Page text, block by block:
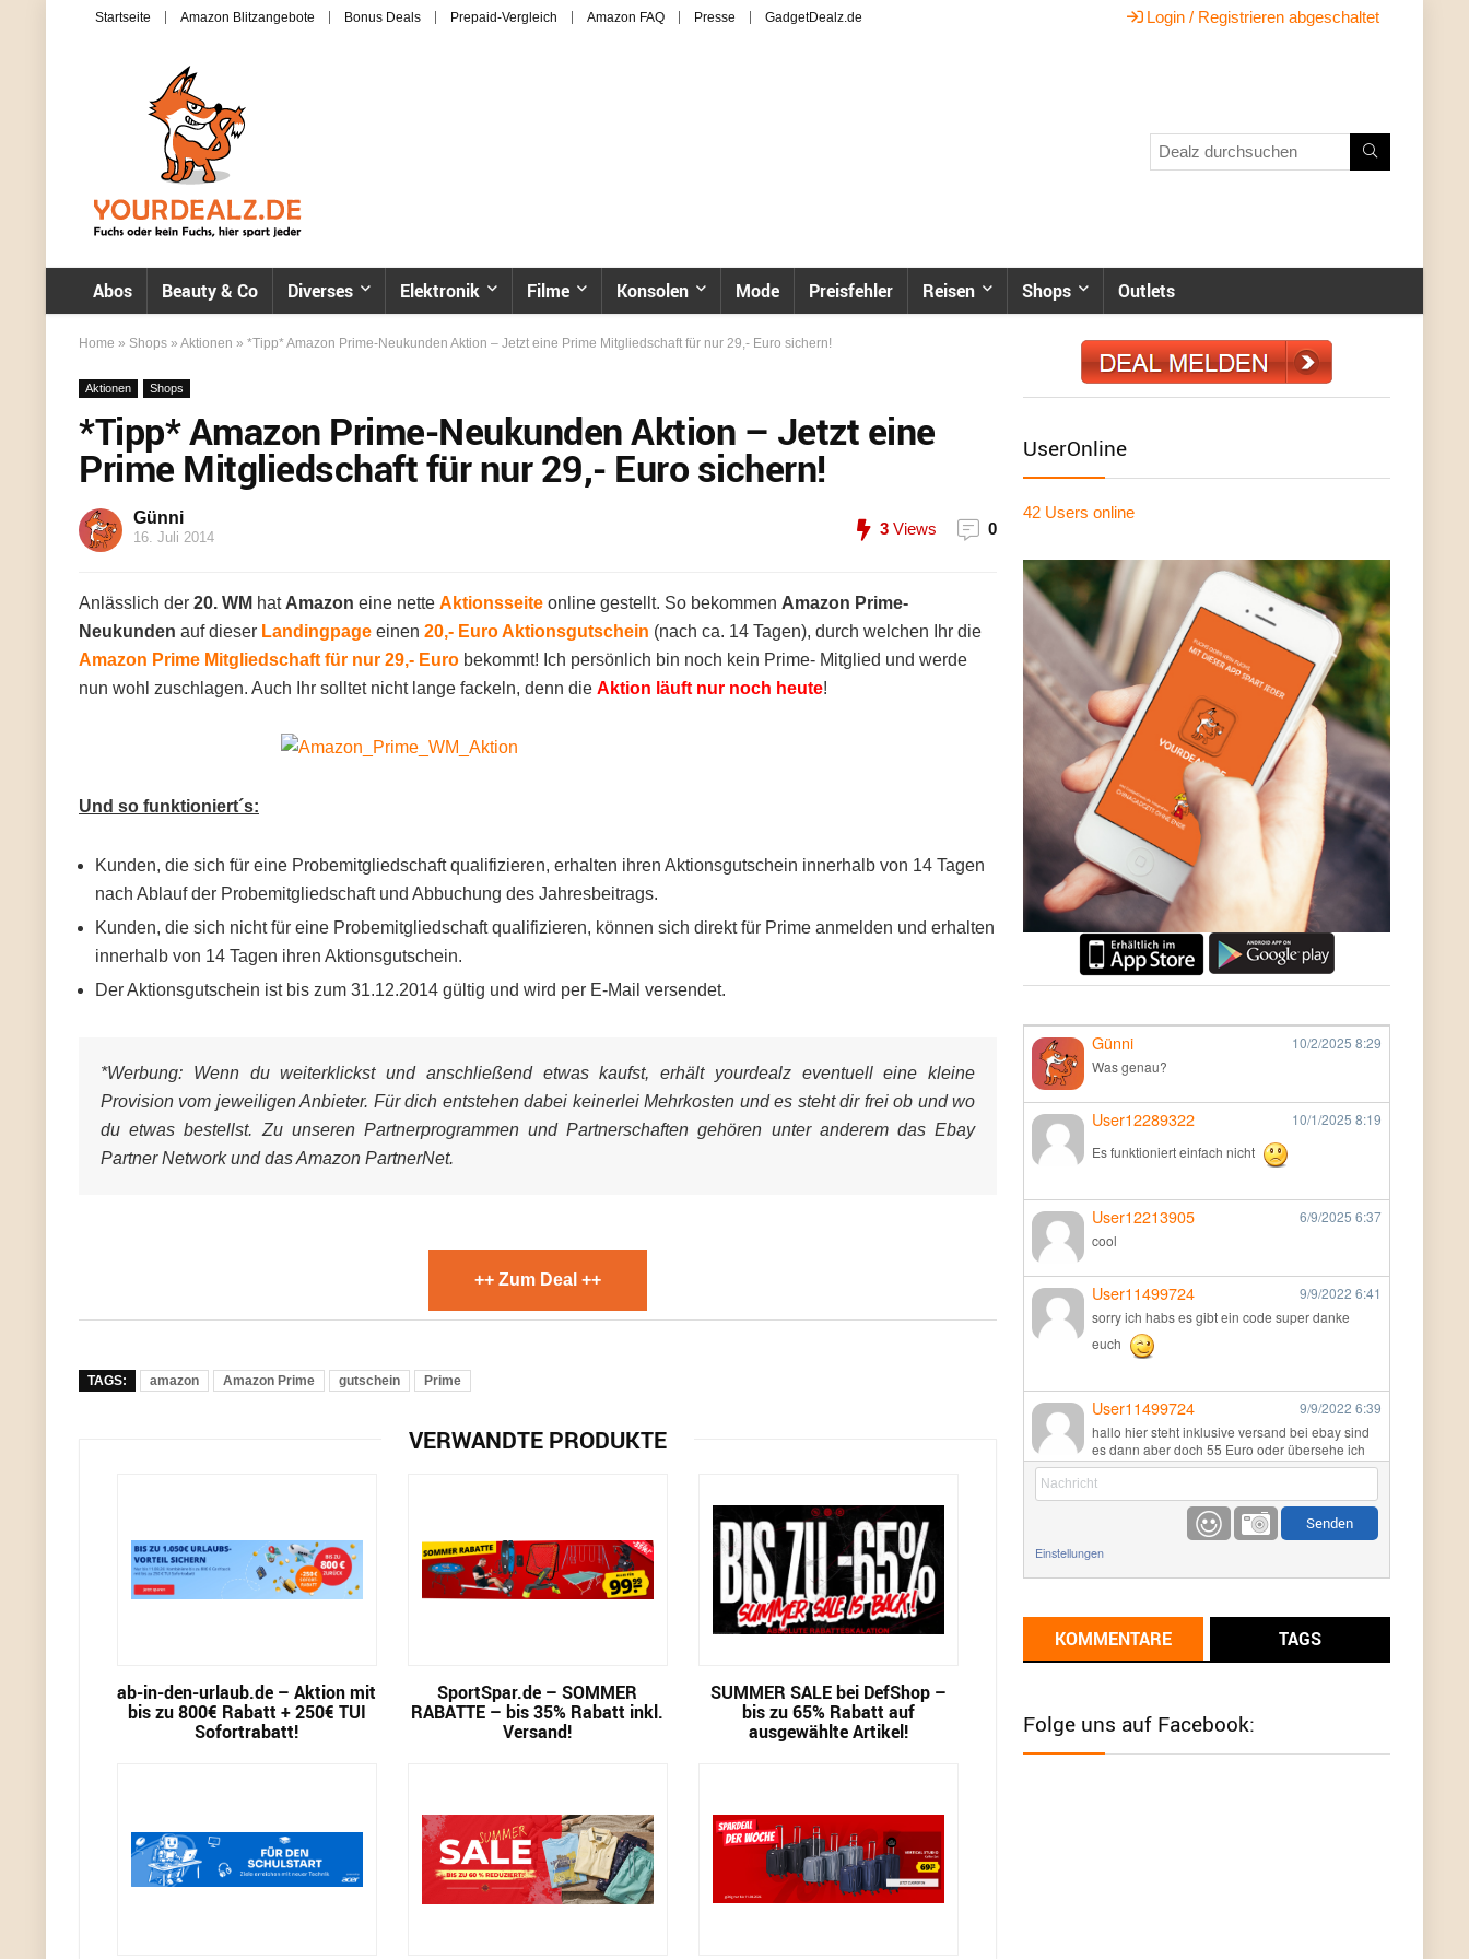
Startseite Amazon Blitzangebote Bonus Deals Prepaid-Vergleich Amazon FAQ Presse GadgetDealz.de Login / Registrieren abgeschaltet
Abos Beauty & Co Diverses Elektronik Filme Konsolen Mode Preisfehler Reisen Shops Outlets
Home » Shops » Aktionen » *Tipp* Amazon Prime-Neukunden Aktion – Jetzt eine Prime Mitgliedschaft für nur 29,- Euro sichern!
Aktionen Shops
*Tipp* Amazon Prime-Neukunden Aktion – Jetzt eine
Prime Mitgliedschaft für nur 29,- Euro sichern!
Günni
16. Juli 2014 3 Views 0
Anlässlich der 20. WM hat Amazon eine nette Aktionsseite online gestellt. So bekommen Amazon Prime-
Neukunden auf dieser Landingpage einen 20,- Euro Aktionsgutschein (nach ca. 14 Tagen), durch welchen Ihr die
Amazon Prime Mitgliedschaft für nur 29,- Euro bekommt! Ich persönlich bin noch kein Prime- Mitglied und werde
nun wohl zuschlagen. Auch Ihr solltet nicht lange fackeln, denn die Aktion läuft nur noch heute!
Und so funktioniert´s:
Kunden, die sich für eine Probemitgliedschaft qualifizieren, erhalten ihren Aktionsgutschein innerhalb von 14 Tagen
nach Ablauf der Probemitgliedschaft und Abbuchung des Jahresbeitrags.
Kunden, die sich nicht für eine Probemitgliedschaft qualifizieren, können sich direkt für Prime anmelden und erhalten
innerhalb von 14 Tagen ihren Aktionsgutschein.
Der Aktionsgutschein ist bis zum 31.12.2014 gültig und wird per E-Mail versendet.
*Werbung: Wenn du weiterklickst und anschließend etwas kaufst, erhält yourdealz eventuell eine kleine
Provision vom jeweiligen Anbieter. Für dich entstehen dabei keinerlei Mehrkosten und es steht dir frei ob und wo
du etwas bestellst. Zu unseren Partnerprogrammen und Partnerschaften gehören unter anderem das Ebay
Partner Network und das Amazon PartnerNet.
++ Zum Deal ++
TAGS: amazon Amazon Prime gutschein Prime
VERWANDTE PRODUKTE
ab-in-den-urlaub.de – Aktion mit
bis zu 800€ Rabatt + 250€ TUI
Sofortrabatt!
SportSpar.de – SOMMER
RABATTE – bis 35% Rabatt inkl.
Versand!
SUMMER SALE bei DefShop –
bis zu 65% Rabatt auf
ausgewählte Artikel!
UserOnline
42 Users online
Günni 10/2/2025 8:29
Was genau?
User12289322 10/1/2025 8:19
Es funktioniert einfach nicht
User12213905 6/9/2025 6:37
cool
User11499724 9/9/2022 6:41
sorry ich habs es gibt ein code super danke
euch
User11499724 9/9/2022 6:39
hallo hier steht inklusive versand bei ebay sind
es dann aber doch 55 Euro oder übersehe ich
etwas
9/1/20226:17
Ich glaube du hast den Sinn eines
Schnäppchenblogs noch immer nicht
Günni 9/1/2022
meisten Deals sind Tagespreise!
Einstellungen
KOMMENTARE TAGS
Folge uns auf Facebook: